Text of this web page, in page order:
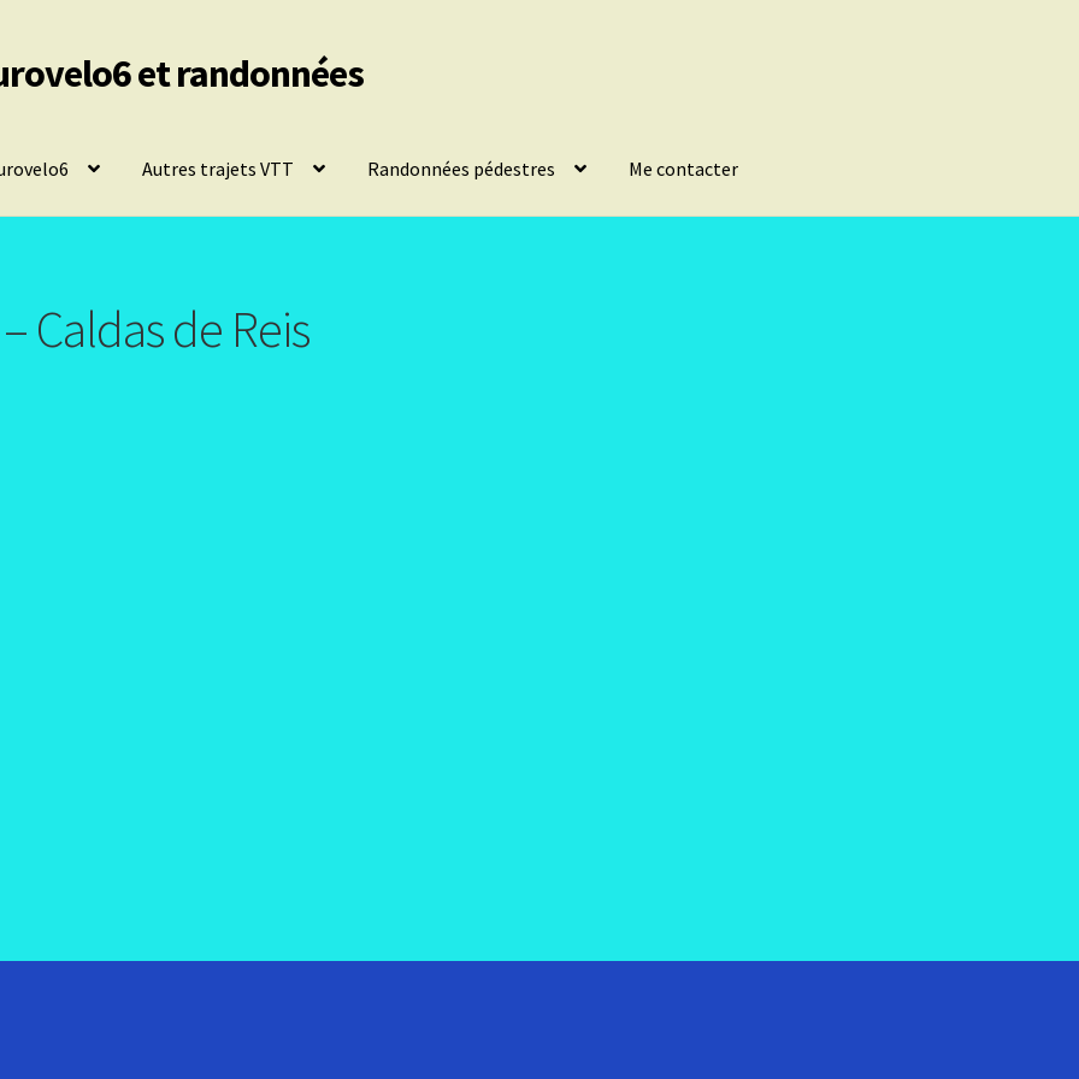
et randonnées
Autres trajets VTT Randonnées pédestres Me contacter
Caldas de Reis